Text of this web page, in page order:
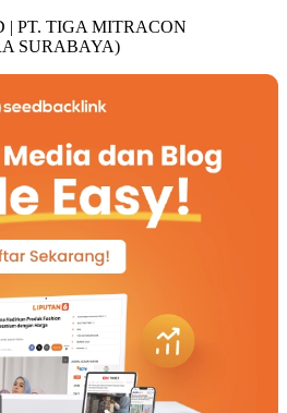
| PT. TIGA MITRACON
SURABAYA)